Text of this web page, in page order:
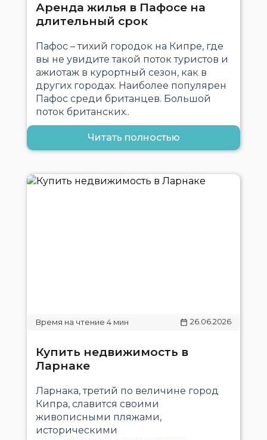
Аренда жилья в Пафосе на
длительный срок
Пафос – тихий городок на Кипре, где
вы не увидите такой поток туристов и
ажиотаж в курортный сезон, как в
других городах. Наиболее популярен
Пафос среди британцев. Большой
поток британских..
Читать полностью
26.06.2026
Купить недвижимость в
Ларнаке
Ларнака, третий по величине город
Кипра, славится своими
живописными пляжами,
историческими